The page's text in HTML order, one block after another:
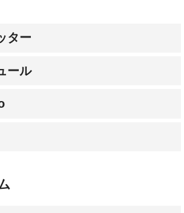
ー
ール
クリーンに乾杯！《動画》